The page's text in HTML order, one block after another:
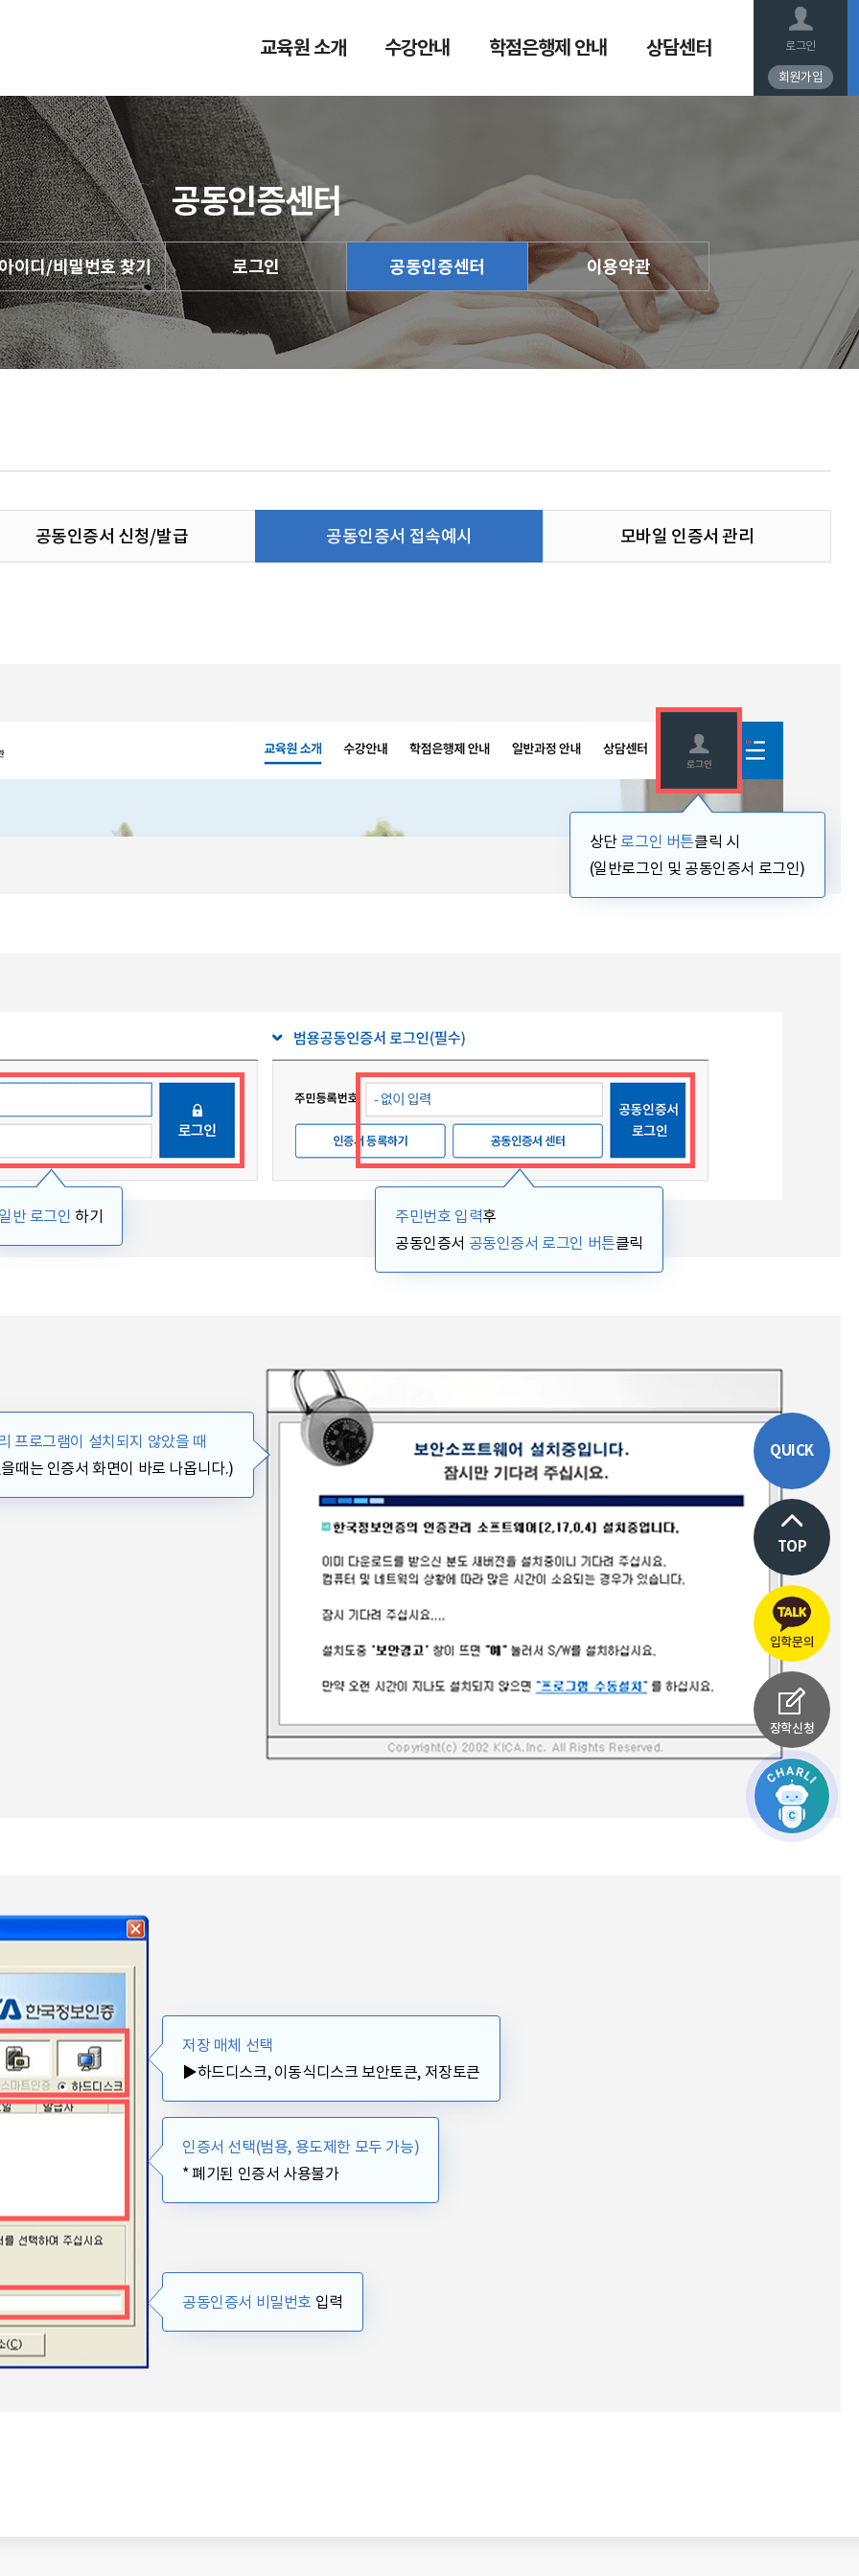
QUICK
교육원 소개 수강안내 학점은행제 안내 상담센터 로그인
회원가입
공동인증센터
이디/비밀번호 찾기 로그인 공동인증센터 이용약관
공동인증서 신청/발급 공동인증서 접속예시 모바일 인증서 관리
상단 로그인 버튼클릭 시
(일반로그인 및 공동인증서 로그인)
반 로그인 하기 주민번호 입력후
공동인증서 공동인증서 로그인 버튼클릭
프로그램이 설치되지 않았을 때
때는 인증서 화면이 바로 나옵니다.)
저장 매체 선택
▶하드디스크, 이동식디스크 보안토큰, 저장토큰
인증서 선택(범용, 용도제한 모두 가능)
* 폐기된 인증서 사용불가
공동인증서 비밀번호 입력
TOP
입학문의
장학신청